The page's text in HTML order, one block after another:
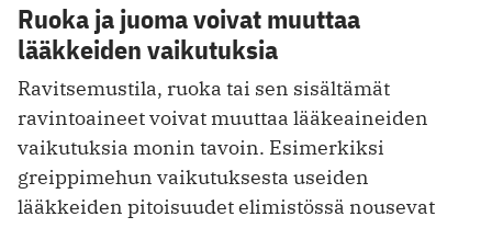
Ruoka ja juoma voivat muuttaa
lääkkeiden vaikutuksia
Ravitsemustila, ruoka tai sen sisältämät
ravintoaineet voivat muuttaa lääkeaineiden
vaikutuksia monin tavoin. Esimerkiksi
greippimehun vaikutuksesta useiden
lääkkeiden pitoisuudet elimistössä nousevat